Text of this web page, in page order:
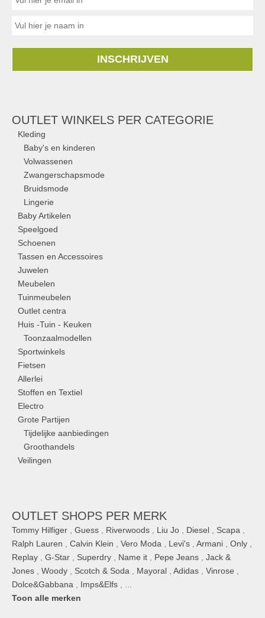
INSCHRIJVEN
OUTLET WINKELS PER CATEGORIE
Kleding
Baby's en kinderen
Volwassenen
Zwangerschapsmode
Bruidsmode
Lingerie
Baby Artikelen
Speelgoed
Schoenen
Tassen en Accessoires
Juwelen
Meubelen
Tuinmeubelen
Outlet centra
Huis -Tuin - Keuken
Toonzaalmodellen
Sportwinkels
Fietsen
Allerlei
Stoffen en Textiel
Electro
Grote Partijen
Tijdelijke aanbiedingen
Groothandels
Veilingen
OUTLET SHOPS PER MERK
Tommy Hilfiger , Guess , Riverwoods , Liu Jo , Diesel , Scapa ,
Ralph Lauren , Calvin Klein , Vero Moda , Levi's , Armani , Only ,
Replay , G-Star , Superdry , Name it , Pepe Jeans , Jack &
Jones , Woody , Scotch & Soda , Mayoral , Adidas , Vinrose ,
Dolce&Gabbana , Imps&Elfs , ...
Toon alle merken